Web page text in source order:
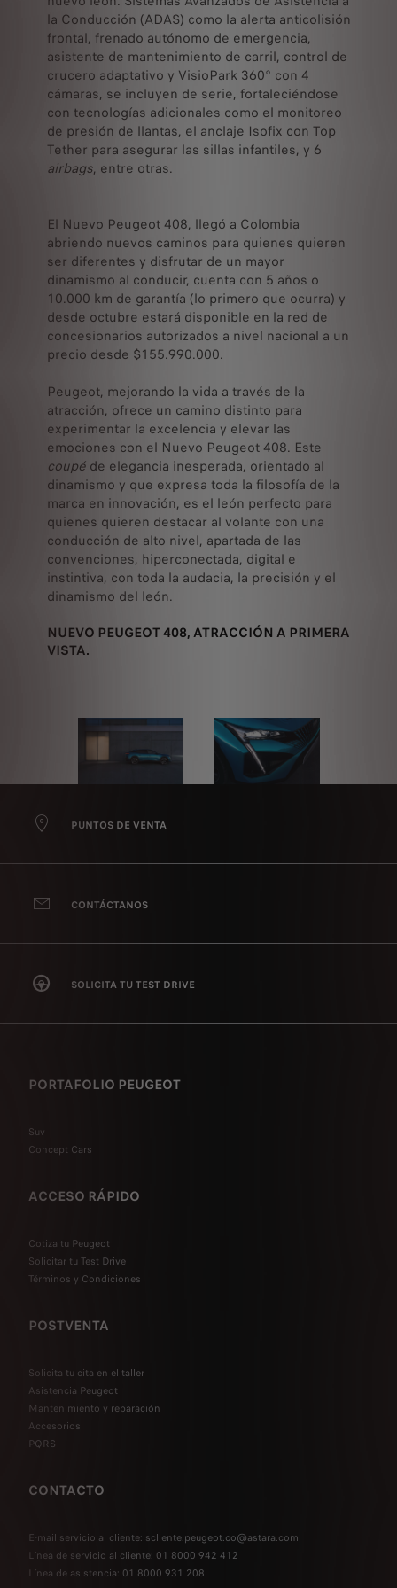
la Conducción (ADAS) como la alerta anticolisión
frontal, frenado autónomo de emergencia,
asistente de mantenimiento de carril, control de
crucero adaptativo y VisioPark 360° con 4
cámaras, se incluyen de serie, fortaleciéndose
con tecnologías adicionales como el monitoreo
de presión de llantas, el anclaje Isofix con Top
Tether para asegurar las sillas infantiles, y 6
airbags, entre otras.
El Nuevo Peugeot 408, llegó a Colombia
abriendo nuevos caminos para quienes quieren
ser diferentes y disfrutar de un mayor
dinamismo al conducir, cuenta con 5 años o
10.000 km de garantía (lo primero que ocurra) y
desde octubre estará disponible en la red de
concesionarios autorizados a nivel nacional a un
precio desde $155.990.000.
Peugeot, mejorando la vida a través de la
atracción, ofrece un camino distinto para
experimentar la excelencia y elevar las
emociones con el Nuevo Peugeot 408. Este
coupé de elegancia inesperada, orientado al
dinamismo y que expresa toda la filosofía de la
marca en innovación, es el león perfecto para
quienes quieren destacar al volante con una
conducción de alto nivel, apartada de las
convenciones, hiperconectada, digital e
instintiva, con toda la audacia, la precisión y el
dinamismo del león.
NUEVO PEUGEOT 408, ATRACCIÓN A PRIMERA
VISTA.
PUNTOS DE VENTA
CONTÁCTANOS
SOLICITA TU TEST DRIVE
PORTAFOLIO PEUGEOT
Suv
Concept Cars
ACCESO RÁPIDO
Cotiza tu Peugeot
Solicitar tu Test Drive
Términos y Condiciones
POSTVENTA
Solicita tu cita en el taller
Asistencia Peugeot
Mantenimiento y reparación
Accesorios
PQRS
CONTACTO
E-mail servicio al cliente: scliente.peugeot.co@astara.com
Línea de servicio al cliente: 01 8000 942 412
Línea de asistencia: 01 8000 931 208